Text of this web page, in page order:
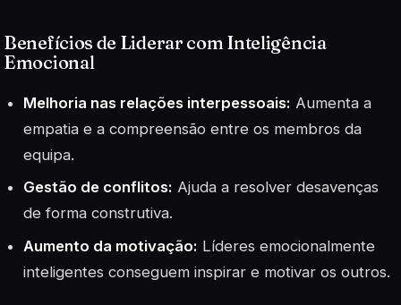
Benefícios de Liderar com Inteligência
Emocional
Melhoria nas relações interpessoais: Aumenta a
empatia e a compreensão entre os membros da
equipa.
Gestão de conflitos: Ajuda a resolver desavenças
de forma construtiva.
Aumento da motivação: Líderes emocionalmente
inteligentes conseguem inspirar e motivar os outros.